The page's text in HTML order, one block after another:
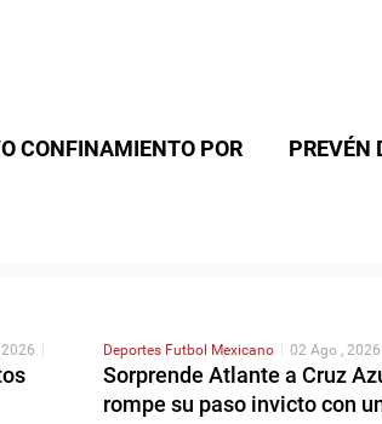
CONFINAMIENTO POR
PREVÉN
| Deportes Futbol Mexicano | 02 Ago , 2026
Sorprende Atlante a Cruz
rompe su paso invicto con